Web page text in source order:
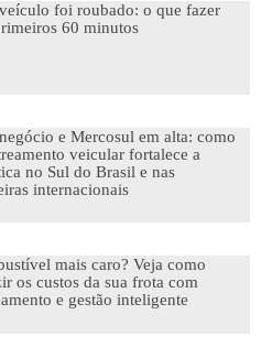
foi roubado: o que fazer
60 minutos
e Mercosul em alta: como
veicular fortalece a
no Sul do Brasil e nas
internacionais
mais caro? Veja como
os custos da sua frota com
e gestão inteligente